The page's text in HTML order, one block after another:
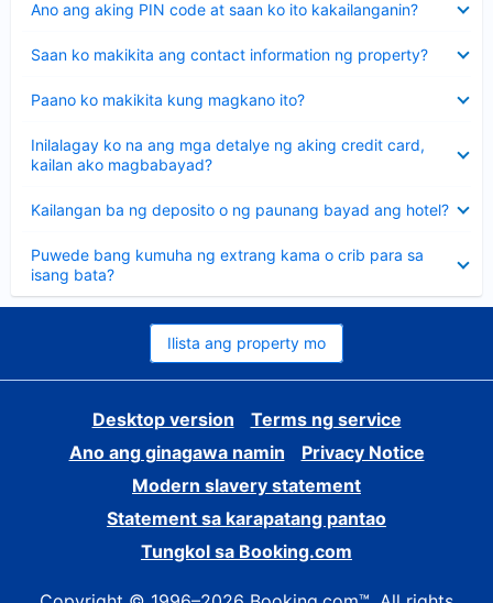
Ano ang aking PIN code at saan ko ito kakailanganin?
ang
Saan ko makikita ang contact information ng property?
ang
Paano ko makikita kung magkano ito?
ang
Inilalagay ko na ang mga detalye ng aking credit card,
kailan ako magbabayad?
ang
sagot
Kailangan ba ng deposito o ng paunang bayad ang hotel?
ang
Puwede bang kumuha ng extrang kama o crib para sa
isang bata?
ang
sagot
Ilista ang property mo
Desktop version
Terms ng service
Ano ang ginagawa namin
Privacy Notice
Modern slavery statement
Statement sa karapatang pantao
Tungkol sa Booking.com